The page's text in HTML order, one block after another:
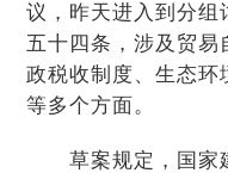
议，昨天进入到分组
五十四条，涉及贸易
政税收制度、生态环
等多个方面。
草案规定，国家